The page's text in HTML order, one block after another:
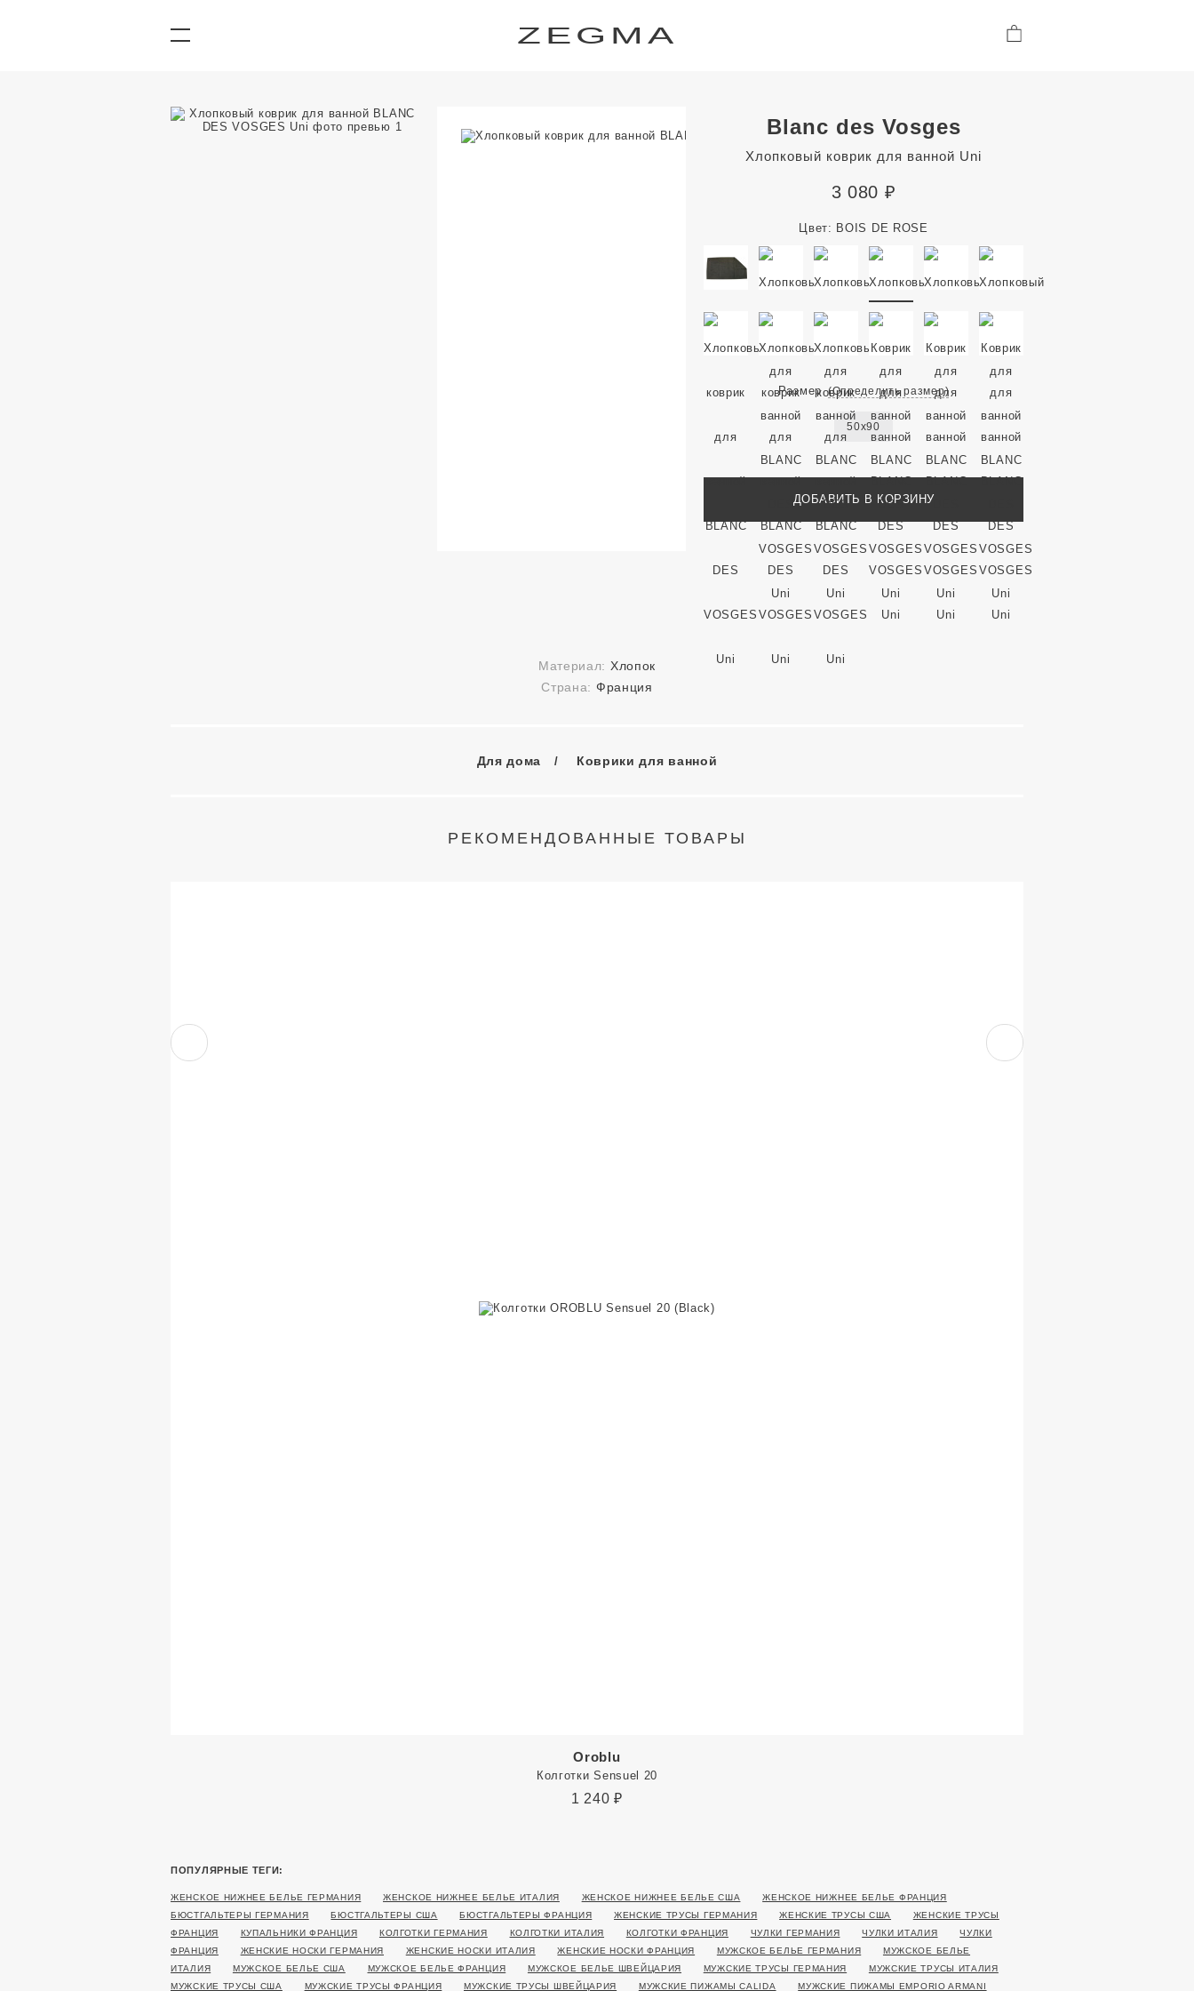
ZEGMA
Blanc des Vosges
Хлопковый коврик для ванной Uni
3 080 ₽
Цвет: BOIS DE ROSE
Размер (Определить размер)
50x90
ДОБАВИТЬ В КОРЗИНУ
Материал: Хлопок
Страна: Франция
Для дома Коврики для ванной
РЕКОМЕНДОВАННЫЕ ТОВАРЫ
Oroblu
Колготки Sensuel 20
1 240 ₽
ПОПУЛЯРНЫЕ ТЕГИ:
ЖЕНСКОЕ НИЖНЕЕ БЕЛЬЕ ГЕРМАНИЯ ЖЕНСКОЕ НИЖНЕЕ БЕЛЬЕ ИТАЛИЯ ЖЕНСКОЕ НИЖНЕЕ БЕЛЬЕ США
ЖЕНСКОЕ НИЖНЕЕ БЕЛЬЕ ФРАНЦИЯ
БЮСТГАЛЬТЕРЫ ГЕРМАНИЯ
БЮСТГАЛЬТЕРЫ США БЮСТГАЛЬТЕРЫ ФРАНЦИЯ ЖЕНСКИЕ ТРУСЫ ГЕРМАНИЯ ЖЕНСКИЕ ТРУСЫ США
ЖЕНСКИЕ ТРУСЫ
ФРАНЦИЯ
КУПАЛЬНИКИ ФРАНЦИЯ КОЛГОТКИ ГЕРМАНИЯ КОЛГОТКИ ИТАЛИЯ КОЛГОТКИ ФРАНЦИЯ ЧУЛКИ ГЕРМАНИЯ ЧУЛКИ ИТАЛИЯ
ЧУЛКИ
ФРАНЦИЯ
ЖЕНСКИЕ НОСКИ ГЕРМАНИЯ ЖЕНСКИЕ НОСКИ ИТАЛИЯ ЖЕНСКИЕ НОСКИ ФРАНЦИЯ МУЖСКОЕ БЕЛЬЕ ГЕРМАНИЯ
МУЖСКОЕ БЕЛЬЕ
ИТАЛИЯ
МУЖСКОЕ БЕЛЬЕ США МУЖСКОЕ БЕЛЬЕ ФРАНЦИЯ МУЖСКОЕ БЕЛЬЕ ШВЕЙЦАРИЯ МУЖСКИЕ ТРУСЫ ГЕРМАНИЯ
МУЖСКИЕ ТРУСЫ ИТАЛИЯ
МУЖСКИЕ ТРУСЫ США
МУЖСКИЕ ТРУСЫ ФРАНЦИЯ МУЖСКИЕ ТРУСЫ ШВЕЙЦАРИЯ МУЖСКИЕ ПИЖАМЫ CALIDA МУЖСКИЕ ПИЖАМЫ EMPORIO ARMANI